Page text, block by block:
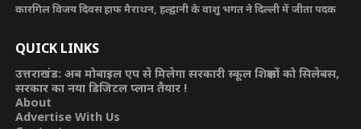
कारगिल विजय दिवस हाफ मैराथन, हल्द्वानी के वाशु भगत ने दिल्ली में जीता पदक
QUICK LINKS
उत्तराखंड: अब मोबाइल एप से मिलेगा सरकारी स्कूल शिक्षकों को सिलेबस,
सरकार का नया डिजिटल प्लान तैयार !
About
Advertise With Us